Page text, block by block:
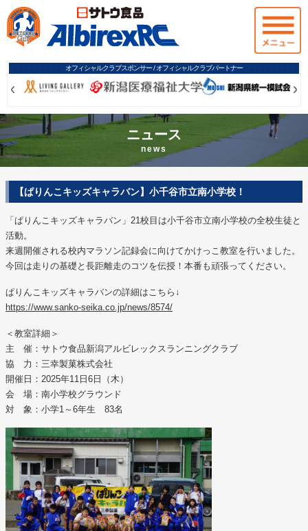
オフィシャルクラブスポンサー / オフィシャルクラブパートナー
Prev
Prev
ニュース
news
【ぱりんこキッズキャラバン】小千谷市立南小学校！
「ぱりんこキッズキャラバン」21校目は小千谷市立南小学校の全校生徒と
活動。
来週開催される校内マラソン記録会に向けてかけっこ教室を行いました。
今回は走りの基礎と長距離走のコツを伝授！本番も頑張ってください。
ぱりんこキッズキャラバンの詳細はこちら↓
https://www.sanko-seika.co.jp/news/8574/
＜教室詳細＞
主 催：サトウ食品新潟アルビレックスランニングクラブ
協 力：三幸製菓株式会社
開催日：2025年11日6日（木）
会 場：南小学校グラウンド
対 象：小学1～6年生 83名